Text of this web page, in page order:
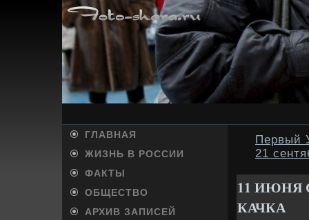
ГЛАВНАЯ
ЖИЗНЬ В РОССИИ
ФАКТЫ
ОБЩЕСТВО
АРХИВ ЗАПИСЕЙ
Первый
21
11 ИЮНЯ
КАЧКА